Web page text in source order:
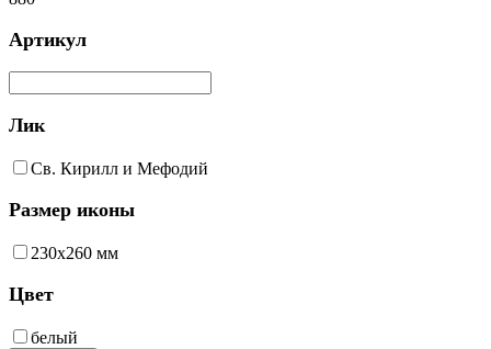
Артикул
Лик
Св. Кирилл и Мефодий
Размер иконы
230х260 мм
Цвет
белый